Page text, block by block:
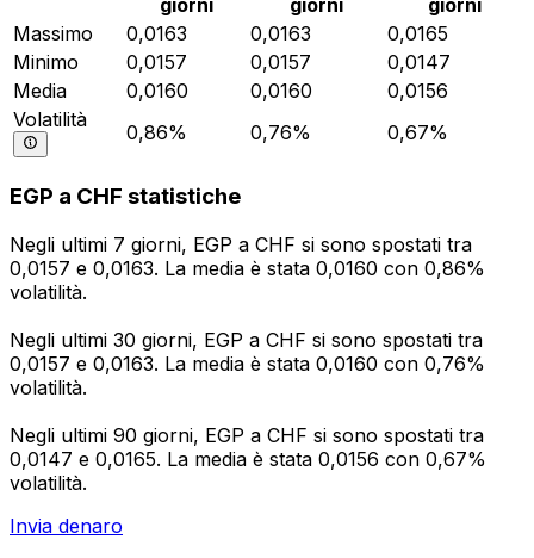
Massimo
0,0163 0,0163
0,0165
Minimo
0,0157 0,0157
0,0147
Media
0,0160 0,0160
0,0156
Volatilità
0,86% 0,76% 0,67%
EGP a CHF statistiche
Negli ultimi 7 giorni, EGP a CHF si sono spostati tra
0,0157 e 0,0163. La media è stata 0,0160 con 0,86%
volatilità.
Negli ultimi 30 giorni, EGP a CHF si sono spostati tra
0,0157 e 0,0163. La media è stata 0,0160 con 0,76%
volatilità.
Negli ultimi 90 giorni, EGP a CHF si sono spostati tra
0,0147 e 0,0165. La media è stata 0,0156 con 0,67%
volatilità.
Invia denaro